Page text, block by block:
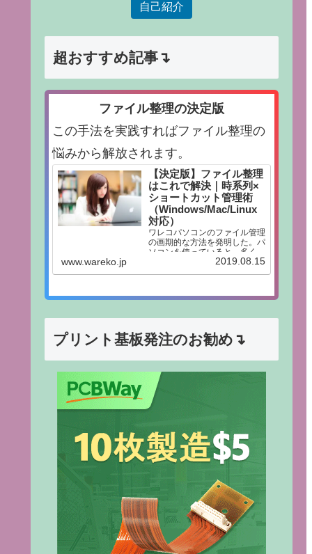
自己紹介
超おすすめ記事↴
ファイル整理の決定版
この手法を実践すればファイル整理の
悩みから解放されます。
【決定版】ファイル整理
はこれで解決｜時系列×
ショートカット管理術
（Windows/Mac/Linux
対応）
ワレコパソコンのファイル管理
の画期的な方法を発明した。パ
ソコンを使っていると、多くの
人が同じ悩みにぶつかります。
理は一見単純に見えますが、実
www.wareko.jp 2019.08.15
プリント基板発注のお勧め↴